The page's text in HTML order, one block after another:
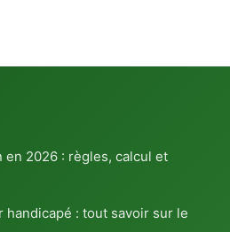
en 2026 : règles, calcul et
handicapé : tout savoir sur le